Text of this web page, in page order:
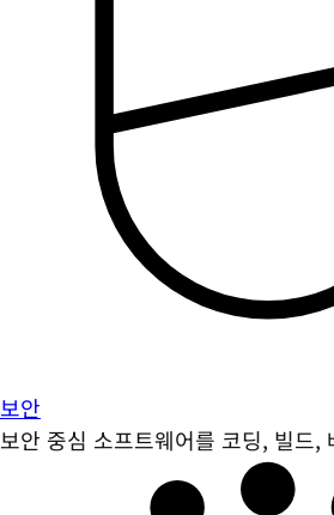
보안
보안 중심 소프트웨어를 코딩, 빌드,